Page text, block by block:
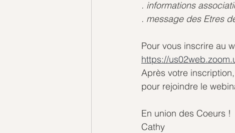
. informations
. message des Etres
Pour vous inscrire au
https://
Après votre
pour rejoindre le
En union des Coeurs !
Cathy